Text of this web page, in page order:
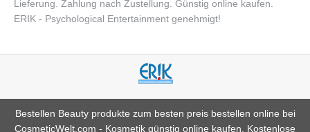
Lieferung. Zahlung nach Zustellung. Günstig online kaufen.
ERIK - Psychological Entertainment genehmigt!
Bestellen Beauty produkte zum besten preis bestellen online bei
CosmeticWelt.com - Kosmetik günstig online kaufen . Kostenlose